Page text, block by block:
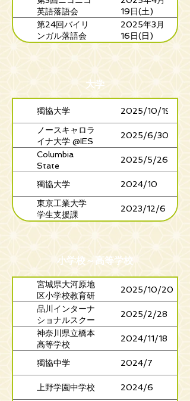
英語落語会
19日(土)
第24回バイリ
ンガル落語会
2025年3月
16日(日)
大学
獨協大学 2025/10/19
ノースキャロラ
イナ大学 @IES
幕張
2025/6/30
Columbia
State
College @浅草
公会堂
2025/5/26
獨協大学 2024/10
東京工業大学
学生支援課
2023/12/6
小学校～高等学校
宮城県大河原地
区小学校教育研
究会外国語部
2025/10/20
品川インターナ
ショナルスクー
ル
2025/2/28
神奈川県立橋本
高等学校
2024/11/18
獨協中学 2024/7
上野学園中学校 2024/6